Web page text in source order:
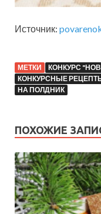
Источник:
МЕТКИ
КОНКУРС
КОНКУРСНЫЕ
НА ПОЛДНИК
ПОХОЖИЕ